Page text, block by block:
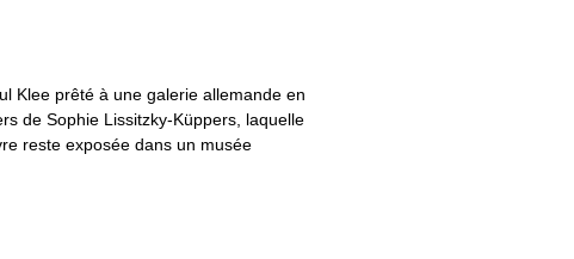
Klee prêté à une galerie allemande en
de Sophie Lissitzky-Küppers, laquelle
reste exposée dans un musée